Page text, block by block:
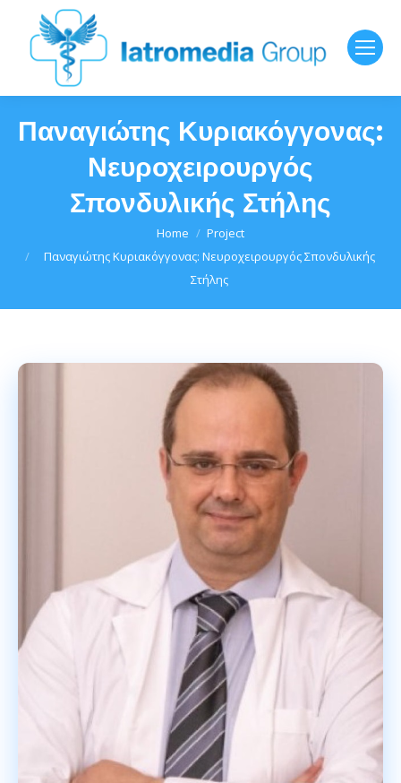
Παναγιώτης Κυριακόγγονας:
Νευροχειρουργός
Σπονδυλικής Στήλης
Home
Project
Παναγιώτης Κυριακόγγονας: Νευροχειρουργός Σπονδυλικής
Στήλης